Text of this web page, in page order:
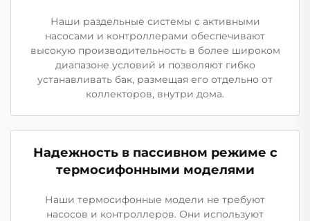
Наши раздельные системы с активными
насосами и контроллерами обеспечивают
высокую производительность в более широком
диапазоне условий и позволяют гибко
устанавливать бак, размещая его отдельно от
коллекторов, внутри дома.
Надежность в пассивном режиме с
термосифонными моделями
Наши термосифонные модели не требуют
насосов и контроллеров. Они используют